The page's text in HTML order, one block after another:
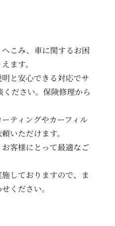
こみ、車に関するお困
ます。
と安心できる対応でサ
ださい。保険修理から
ティングやカーフィル
いただけます。
客様にとって最適なご
しておりますので、ま
ください。